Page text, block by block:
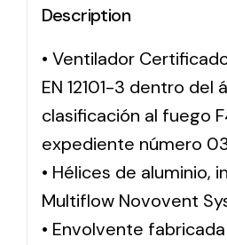
Description
• Ventilador
EN 12101-3 dentro del
clasificación al fuego
expediente número
• Hélices de aluminio,
Multiflow Novovent
• Envolvente